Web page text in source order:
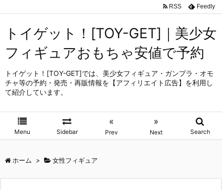
トイゲット！[TOY-GET]｜美少女
フィギュアおもちゃ安値で予約
トイゲット！[TOY-GET]では、美少女フィギュア・ガンプラ・オモ
チャ等の予約・発売・再販情報を【アフィリエイト広告】を利用し
て紹介しています。
Menu Sidebar
«
Prev
»
Next Search
RSS Feedly
ホーム > 女性フィギュア